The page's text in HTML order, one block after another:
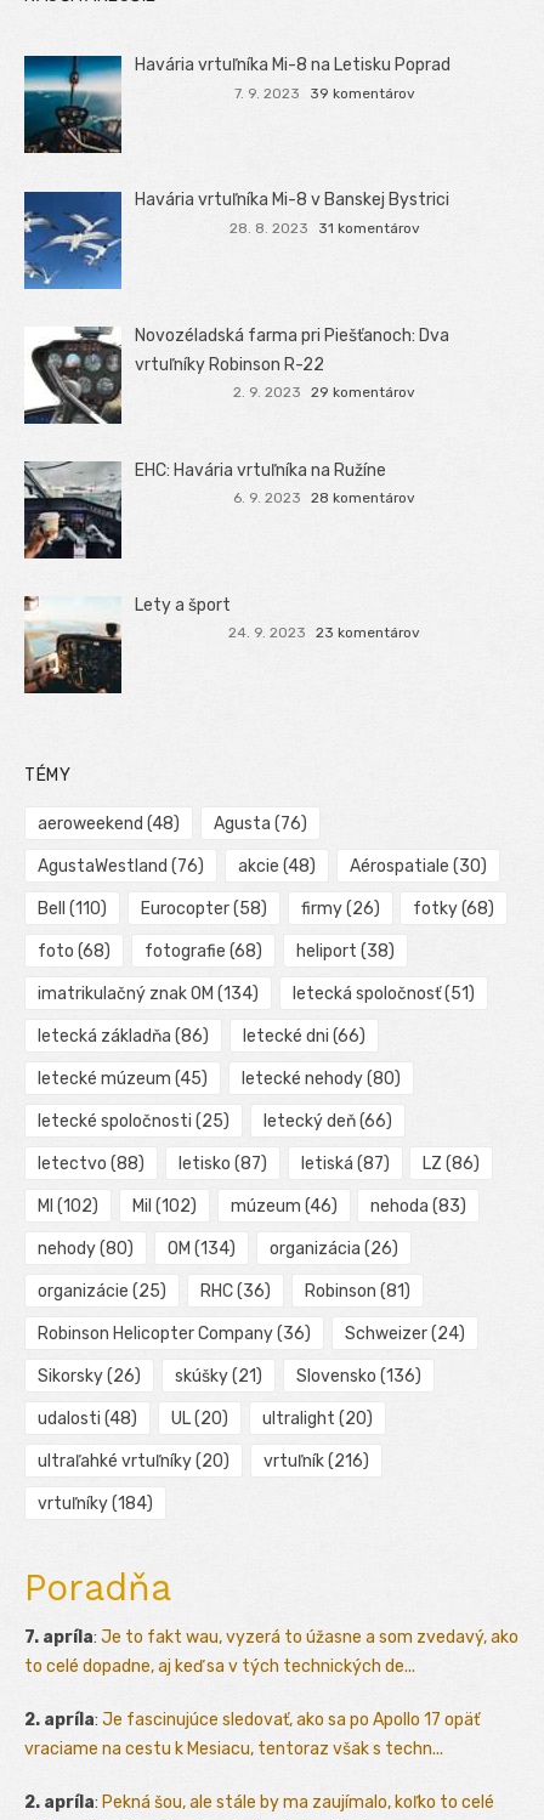
Havária vrtuľníka Mi-8 na Letisku Poprad
7. 9. 2023 39 komentárov
Havária vrtuľníka Mi-8 v Banskej Bystrici
28. 8. 2023 31 komentárov
Novozéladská farma pri Piešťanoch: Dva
vrtuľníky Robinson R-22
2. 9. 2023 29 komentárov
EHC: Havária vrtuľníka na Ružíne
6. 9. 2023 28 komentárov
Lety a šport
24. 9. 2023 23 komentárov
TÉMY
aeroweekend (48) Agusta (76)
AgustaWestland (76) akcie (48) Aérospatiale (30)
Bell (110) Eurocopter(58) firmy(26) fotky(68)
foto (68) fotografie (68) heliport (38)
imatrikulačný znak OM (134) letecká spoločnosť(51)
letecká základňa (86) letecké dni (66)
letecké múzeum (45) letecké nehody(80)
letecké spoločnosti (25) letecký deň(66)
letectvo (88) letisko (87) letiská (87) LZ (86)
MI (102) Mil (102) múzeum (46) nehoda (83)
nehody(80) OM (134) organizácia (26)
organizácie (25) RHC(36) Robinson (81)
Robinson Helicopter Company(36) Schweizer(24)
Sikorsky(26) skúšky(21) Slovensko (136)
udalosti (48) UL(20) ultralight (20)
ultraľahké vrtuľníky(20) vrtuľník(216)
vrtuľníky(184)
Poradňa
7. apríla: Je to fakt wau, vyzerá to úžasne a som zvedavý, ako
to celé dopadne, aj keď sa v tých technických de...
2. apríla: Je fascinujúce sledovať, ako sa po Apollo 17 opäť
vraciame na cestu k Mesiacu, tentoraz však s techn...
2. apríla: Pekná šou, ale stále by ma zaujímalo, koľko to celé